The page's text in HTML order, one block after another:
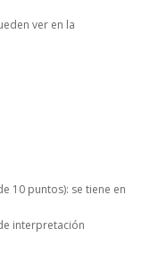
ver en la
10 puntos): se tiene en
interpretación